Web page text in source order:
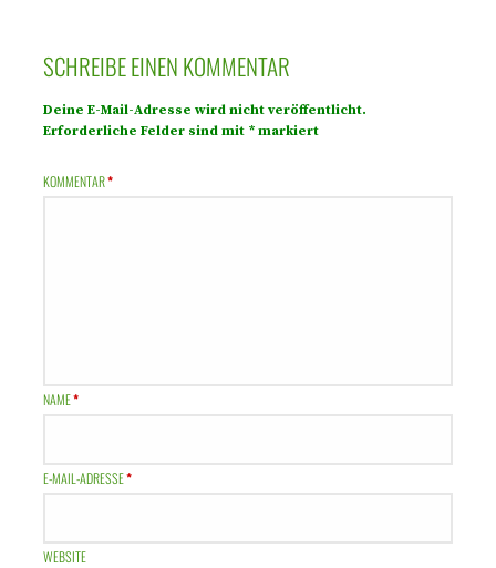
SCHREIBE EINEN KOMMENTAR
Deine E-Mail-Adresse wird nicht veröffentlicht.
Erforderliche Felder sind mit * markiert
KOMMENTAR*
NAME*
E-MAIL-ADRESSE*
WEBSITE